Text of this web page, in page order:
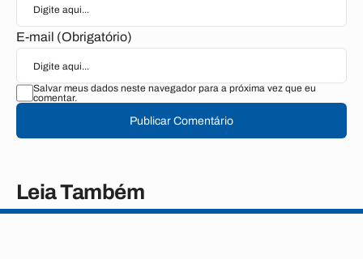
E-mail (Obrigatório)
Salvar meus dados neste navegador para a próxima vez que eu
comentar.
Publicar Comentário
Leia Também